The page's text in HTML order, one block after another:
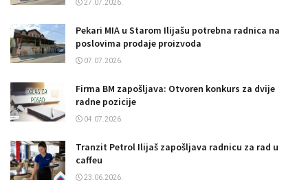
27.07.2026.
Pekari MIA u Starom Ilijašu potrebna radnica na
poslovima prodaje proizvoda
07.07.2026.
Firma BM zapošljava: Otvoren konkurs za dvije
radne pozicije
04.07.2026.
Tranzit Petrol Ilijaš zapošljava radnicu za rad u
caffeu
23.06.2026.